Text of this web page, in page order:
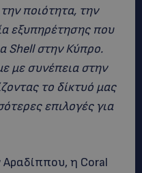
ποιότητα, την
εξυπηρέτησης που
Shellστην Κύπρο.
με συνέπεια στην
το δίκτυό μας
επιλογές για
η Coral